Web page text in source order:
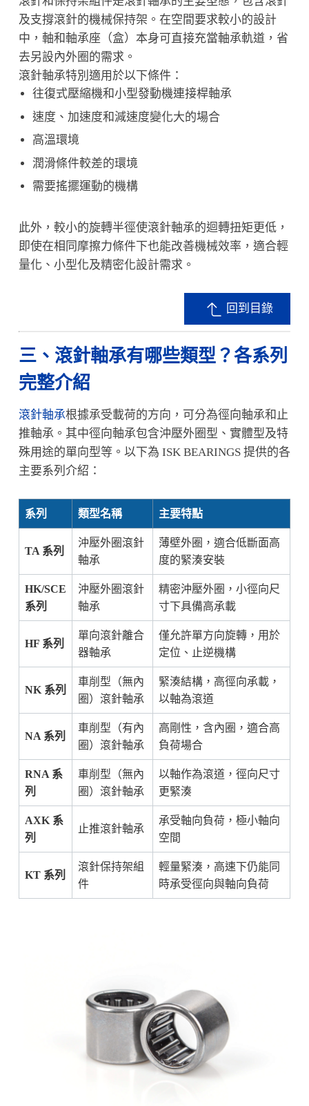
及支撐滾針的機械保持架。在空間要求較小的設計
中，軸和軸承座（盒）本身可直接充當軸承軌道，省
去另設內外圈的需求。
滾針軸承特別適用於以下條件：
往復式壓縮機和小型發動機連接桿軸承
速度、加速度和減速度變化大的場合
高溫環境
潤滑條件較差的環境
需要搖擺運動的機構
此外，較小的旋轉半徑使滾針軸承的迴轉扭矩更低，
即使在相同摩擦力條件下也能改善機械效率，適合輕
量化、小型化及精密化設計需求。
回到目錄
三、滾針軸承有哪些類型？各系列
完整介紹
滾針軸承根據承受載荷的方向，可分為徑向軸承和止
推軸承。其中徑向軸承包含沖壓外圈型、實體型及特
殊用途的單向型等。以下為 ISK BEARINGS 提供的各
主要系列介紹：
系列 類型名稱 主要特點
TA 系列
沖壓外圈滾針
軸承
薄壁外圈，適合低斷面高
度的緊湊安裝
HK/SCE
系列
沖壓外圈滾針
軸承
精密沖壓外圈，小徑向尺
寸下具備高承載
HF 系列
單向滾針離合
器軸承
僅允許單方向旋轉，用於
定位、止逆機構
NK 系列
車削型（無內
圈）滾針軸承
緊湊結構，高徑向承載，
以軸為滾道
NA 系列
車削型（有內
圈）滾針軸承
高剛性，含內圈，適合高
負荷場合
RNA 系
列
車削型（無內
圈）滾針軸承
以軸作為滾道，徑向尺寸
更緊湊
AXK 系
列
止推滾針軸承
承受軸向負荷，極小軸向
空間
KT 系列
滾針保持架組
件
輕量緊湊，高速下仍能同
時承受徑向與軸向負荷